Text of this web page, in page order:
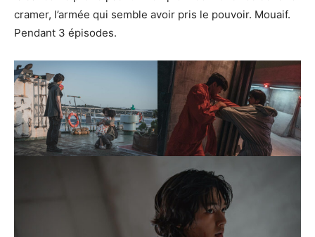
cramer, l’armée qui semble avoir pris le pouvoir. Mouaif.
Pendant 3 épisodes.